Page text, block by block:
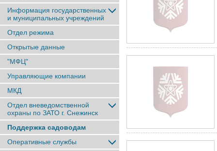
Информация государственных
и муниципальных учреждений
Отдел режима
Открытые данные
"МФЦ"
Управляющие компании
МКД
Отдел вневедомственной
охраны по ЗАТО г. Снежинск
Поддержка садоводам
Оперативные службы